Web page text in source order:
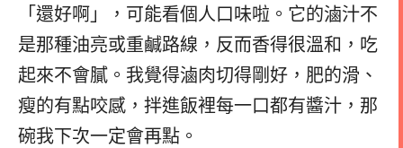
「還好啊」，可能看個人口味啦。它的滷汁不
是那種油亮或重鹹路線，反而香得很溫和，吃
起來不會膩。我覺得滷肉切得剛好，肥的滑、
瘦的有點咬感，拌進飯裡每一口都有醬汁，那
碗我下次一定會再點。